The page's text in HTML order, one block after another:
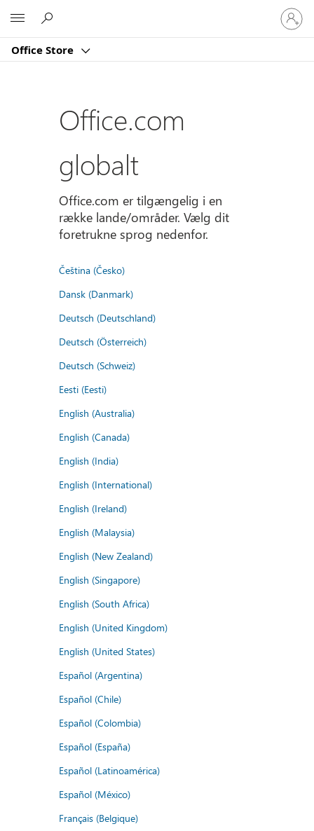
Office Store
Log
på
din
Office.com
globalt
Office.com er tilgængelig i en
række lande/områder. Vælg dit
foretrukne sprog nedenfor.
Čeština (Česko)
Dansk (Danmark)
Deutsch (Deutschland)
Deutsch (Österreich)
Deutsch (Schweiz)
Eesti (Eesti)
English (Australia)
English (Canada)
English (India)
English (International)
English (Ireland)
English (Malaysia)
English (New Zealand)
English (Singapore)
English (South Africa)
English (United Kingdom)
English (United States)
Español (Argentina)
Español (Chile)
Español (Colombia)
Español (España)
Español (Latinoamérica)
Español (México)
Français (Belgique)